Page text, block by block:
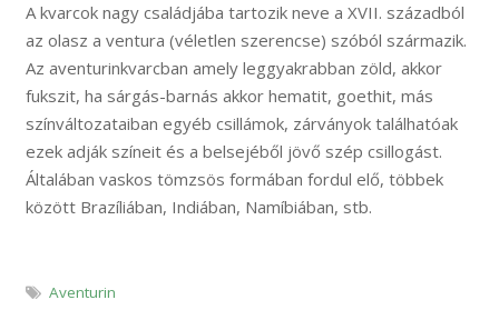
A kvarcok nagy családjába tartozik neve a XVII. századból
az olasz a ventura (véletlen szerencse) szóból származik.
Az aventurinkvarcban amely leggyakrabban zöld, akkor
fukszit, ha sárgás-barnás akkor hematit, goethit, más
színváltozataiban egyéb csillámok, zárványok találhatóak
ezek adják színeit és a belsejéből jövő szép csillogást.
Általában vaskos tömzsös formában fordul elő, többek
között Brazíliában, Indiában, Namíbiában, stb.
Aventurin